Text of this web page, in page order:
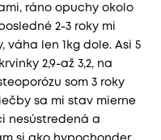
ráno opuchy okolo
2-3 roky mi
len 1kg dole. Asi 5
2,9-až 3,2, na
som 3 roky
sa mi stav mierne
nesústredená a